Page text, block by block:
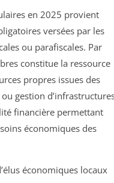
en 2025 provient
versées par les
ou parafiscales. Par
constitue la ressource
propres issues des
gestion
financière permettant
économiques des
économiques locaux